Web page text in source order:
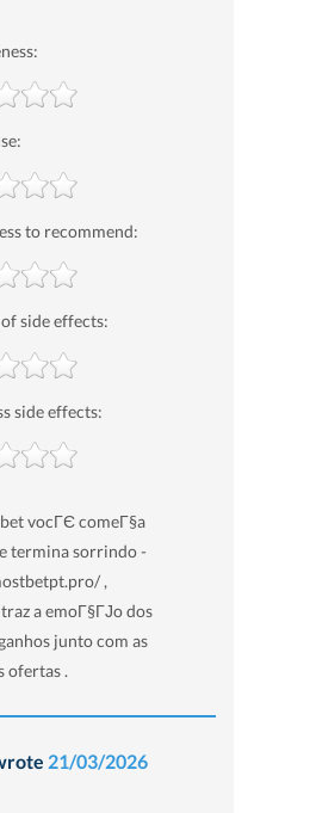
to recommend:
side effects:
side effects:
vocГЄ comeГ§a
termina sorrindo -
,
a emoГ§ГЈo dos
junto com as
ofertas .
21/03/2026